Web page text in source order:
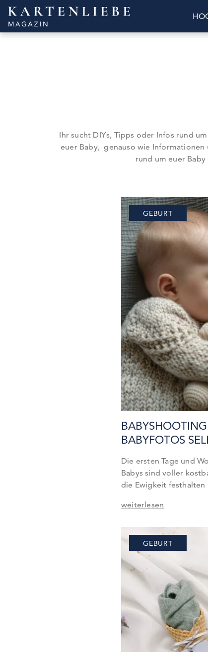
Skip
content
Ihr sucht DIYs, Tipps oder Infos rund
euer Baby, genauso wie
rund um euer
BABYFOTOS
Die ersten Tage und
Babys sind voller
die Ewigkeit
Alternative zu einem
zu lassen und eure
In diesem Artikel
weiterlesen
GEBURT
GEBURT